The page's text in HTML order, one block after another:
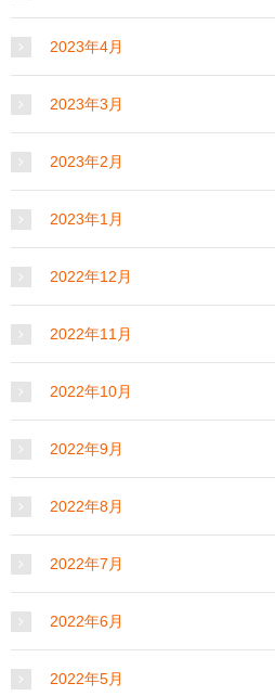
2023年4月
2023年3月
2023年2月
2023年1月
2022年12月
2022年11月
2022年10月
2022年9月
2022年8月
2022年7月
2022年6月
2022年5月